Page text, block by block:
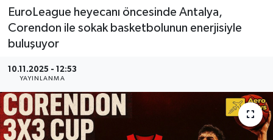
EuroLeague heyecanı öncesinde Antalya,
Corendon ile sokak basketbolunun enerjisiyle
buluşuyor
10.11.2025 - 12:53
YAYINLANMA